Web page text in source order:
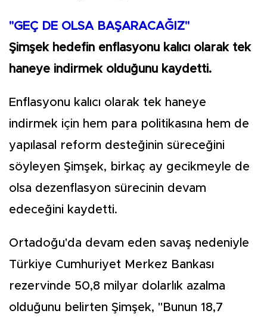
"GEÇ DE OLSA BAŞARACAĞIZ"
Şimşek hedefin enflasyonu kalıcı olarak tek
haneye indirmek olduğunu kaydetti.
Enflasyonu kalıcı olarak tek haneye
indirmek için hem para politikasına hem de
yapılasal reform desteğinin süreceğini
söyleyen Şimşek, birkaç ay gecikmeyle de
olsa dezenflasyon sürecinin devam
edeceğini kaydetti.
Ortadoğu'da devam eden savaş nedeniyle
Türkiye Cumhuriyet Merkez Bankası
rezervinde 50,8 milyar dolarlık azalma
olduğunu belirten Şimşek, "Bunun 18,7